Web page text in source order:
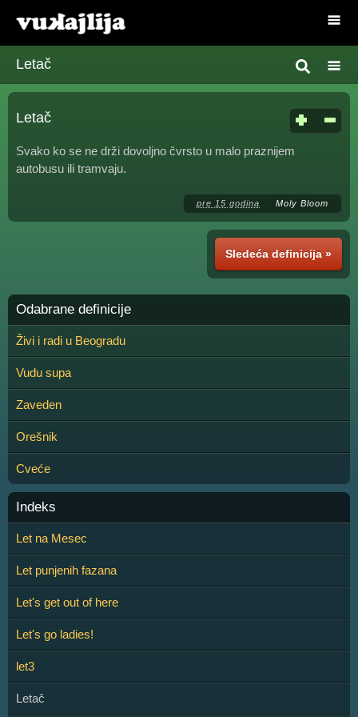
Letač
Letač
Svako ko se ne drži dovoljno čvrsto u malo praznijem
autobusu ili tramvaju.
pre 15 godina Moly Bloom
Sledeća definicija »
Odabrane definicije
Živi i radi u Beogradu
Vudu supa
Zaveden
Orešnik
Cveće
Indeks
Let na Mesec
Let punjenih fazana
Let's get out of here
Let's go ladies!
let3
Letač